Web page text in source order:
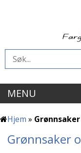
MENU
Hjem »
Grønnsaker